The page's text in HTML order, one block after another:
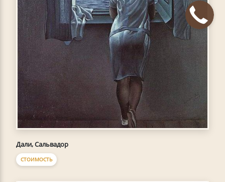
Дали, Сальвадор
СТОИМОСТЬ